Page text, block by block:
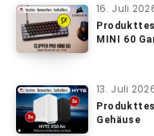
16. Juli
MINI 60
13. Juli
Gehäuse